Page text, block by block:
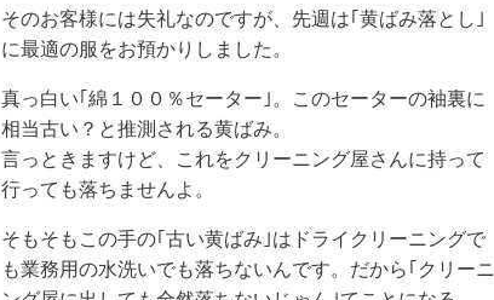
そのお客様には失礼なのですが、先週は｢黄ばみ落とし｣
に最適の服をお預かりしました。
真っ白い｢綿１００％セーター｣。このセーターの袖裏に
相当古い？と推測される黄ばみ。
言っときますけど、これをクリーニング屋さんに持って
行っても落ちませんよ。
そもそもこの手の｢古い黄ばみ｣はドライクリーニングで
も業務用の水洗いでも落ちないんです。だから｢クリーニ